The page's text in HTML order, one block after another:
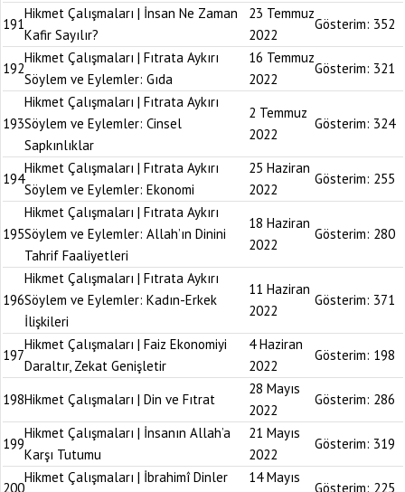
191
Hikmet Çalışmaları | İnsan Ne Zaman
Kafir Sayılır?
23 Temmuz
2022
Gösterim: 352
192
Hikmet Çalışmaları | Fıtrata Aykırı
Söylem ve Eylemler: Gıda
16 Temmuz
2022
Gösterim: 321
193
Hikmet Çalışmaları | Fıtrata Aykırı
Söylem ve Eylemler: Cinsel
Sapkınlıklar
2 Temmuz
2022
Gösterim: 324
194
Hikmet Çalışmaları | Fıtrata Aykırı
Söylem ve Eylemler: Ekonomi
25 Haziran
2022
Gösterim: 255
195
Hikmet Çalışmaları | Fıtrata Aykırı
Söylem ve Eylemler: Allah’ın Dinini
Tahrif Faaliyetleri
18 Haziran
2022
Gösterim: 280
196
Hikmet Çalışmaları | Fıtrata Aykırı
Söylem ve Eylemler: Kadın-Erkek
İlişkileri
11 Haziran
2022
Gösterim: 371
197
Hikmet Çalışmaları | Faiz Ekonomiyi
Daraltır, Zekat Genişletir
4 Haziran
2022
Gösterim: 198
198Hikmet Çalışmaları | Din ve Fıtrat
28 Mayıs
2022
Gösterim: 286
199
Hikmet Çalışmaları | İnsanın Allah’a
Karşı Tutumu
21 Mayıs
2022
Gösterim: 319
200
Hikmet Çalışmaları | İbrahimî Dinler
14 Mayıs
Gösterim: 225